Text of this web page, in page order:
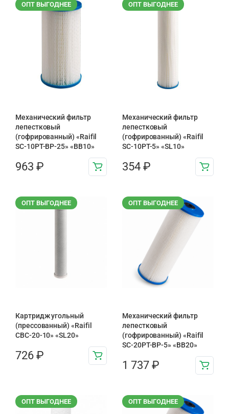
ОПТ ВЫГОДНЕЕ
Механический фильтр
лепестковый
(гофрированный) «Raifil
SC-10PT-ВР-25» «BB10»
963 ₽
ОПТ ВЫГОДНЕЕ
Механический фильтр
лепестковый
(гофрированный) «Raifil
SC-10PT-5» «SL10»
354 ₽
ОПТ ВЫГОДНЕЕ
Картридж угольный
(прессованный) «Raifil
CBC-20-10» «SL20»
726 ₽
ОПТ ВЫГОДНЕЕ
Механический фильтр
лепестковый
(гофрированный) «Raifil
SC-20PT-ВР-5» «BB20»
1 737 ₽
ОПТ ВЫГОДНЕЕ ОПТ ВЫГОДНЕЕ